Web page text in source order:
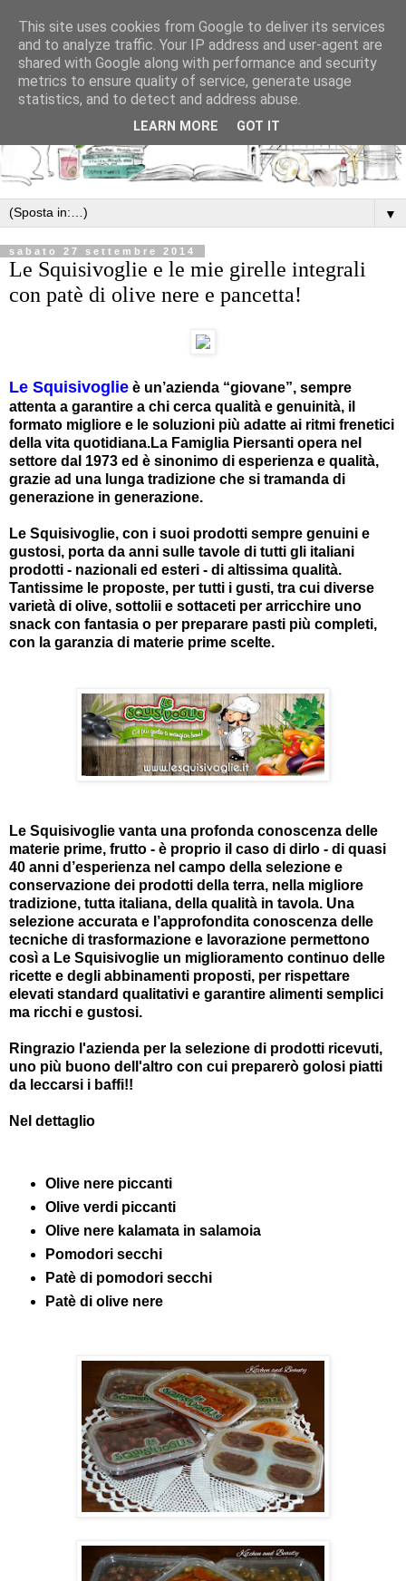
▼
sabato 27 settembre 2014
Le Squisivoglie e le mie girelle integrali
con patè di olive nere e pancetta!
Le Squisivoglie è un’azienda “giovane”, sempre
attenta a garantire a chi cerca qualità e genuinità, il
formato migliore e le soluzioni più adatte ai ritmi frenetici
della vita quotidiana.La Famiglia Piersanti opera nel
settore dal 1973 ed è sinonimo di esperienza e qualità,
grazie ad una lunga tradizione che si tramanda di
generazione in generazione.
Le Squisivoglie, con i suoi prodotti sempre genuini e
gustosi, porta da anni sulle tavole di tutti gli italiani
prodotti - nazionali ed esteri - di altissima qualità.
Tantissime le proposte, per tutti i gusti, tra cui diverse
varietà di olive, sottolii e sottaceti per arricchire uno
snack con fantasia o per preparare pasti più completi,
con la garanzia di materie prime scelte.
Le Squisivoglie vanta una profonda conoscenza delle
materie prime, frutto - è proprio il caso di dirlo - di quasi
40 anni d’esperienza nel campo della selezione e
conservazione dei prodotti della terra, nella migliore
tradizione, tutta italiana, della qualità in tavola. Una
selezione accurata e l’approfondita conoscenza delle
tecniche di trasformazione e lavorazione permettono
così a Le Squisivoglie un miglioramento continuo delle
ricette e degli abbinamenti proposti, per rispettare
elevati standard qualitativi e garantire alimenti semplici
ma ricchi e gustosi.
Ringrazio l'azienda per la selezione di prodotti ricevuti,
uno più buono dell'altro con cui preparerò golosi piatti
da leccarsi i baffi!!
Nel dettaglio
Olive nere piccanti
Olive verdi piccanti
Olive nere kalamata in salamoia
Pomodori secchi
Patè di pomodori secchi
Patè di olive nere
This site uses cookies from Google to deliver its services
and to analyze traffic. Your IP address and user-agent are
shared with Google along with performance and security
metrics to ensure quality of service, generate usage
statistics, and to detect and address abuse.
LEARN MORE GOT IT